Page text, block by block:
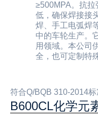
≥500MPA。抗
低，确保焊接接
焊、手工电弧焊
中的车轮生产‌。
用领域。本公司
全，也可定制特
符合Q/BQB 310-2014标
B600CL化学元